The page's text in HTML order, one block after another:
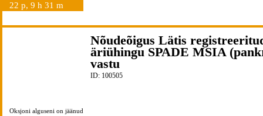
22 p, 9 h 31 m
Oksjoni alguseni on jäänud
Nõudeõigus Lätis
äriühingu SPADE MSIA
vastu
ID: 100505